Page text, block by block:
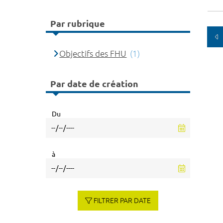
Par rubrique
Objectifs des FHU (1)
Par date de création
Du
à
FILTRER PAR DATE